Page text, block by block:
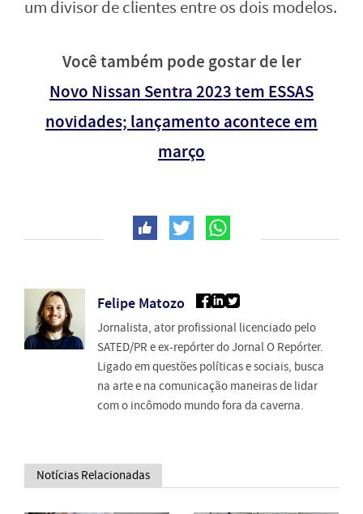
um divisor de clientes entre os dois modelos.
Você também pode gostar de ler
Novo Nissan Sentra 2023 tem ESSAS
novidades; lançamento acontece em
março
Felipe Matozo
Jornalista, ator profissional licenciado pelo
SATED/PR e ex-repórter do Jornal O Repórter.
Ligado em questões políticas e sociais, busca
na arte e na comunicação maneiras de lidar
com o incômodo mundo fora da caverna.
Notícias Relacionadas